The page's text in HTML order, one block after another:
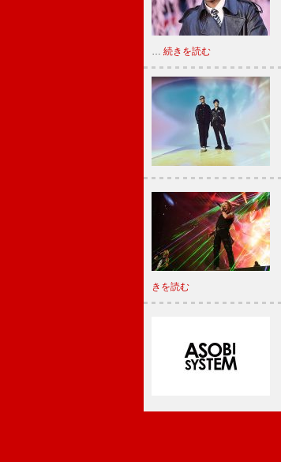
… 続きを読む
きを読む